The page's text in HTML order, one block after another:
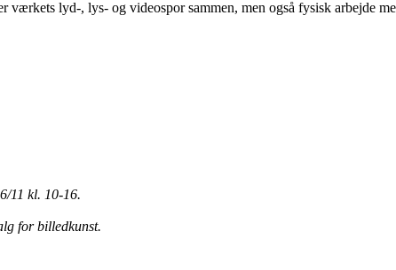
lyd-, lys- og videospor sammen, men også fysisk arbejde
11 kl. 10-16.
for billedkunst.